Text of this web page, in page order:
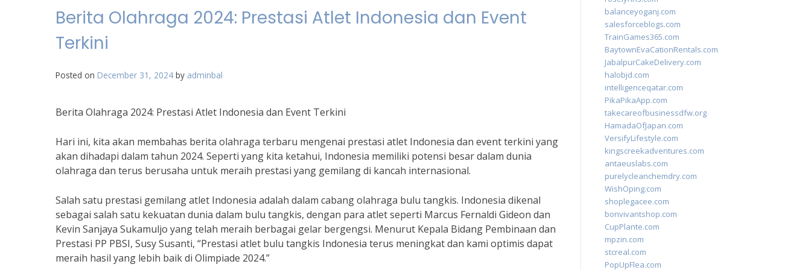
Berita Olahraga 2024: Prestasi Atlet Indonesia dan Event
Terkini
Posted on December 31, 2024 by adminbal
Berita Olahraga 2024: Prestasi Atlet Indonesia dan Event Terkini
Hari ini, kita akan membahas berita olahraga terbaru mengenai prestasi atlet Indonesia dan event terkini yang
akan dihadapi dalam tahun 2024. Seperti yang kita ketahui, Indonesia memiliki potensi besar dalam dunia
olahraga dan terus berusaha untuk meraih prestasi yang gemilang di kancah internasional.
Salah satu prestasi gemilang atlet Indonesia adalah dalam cabang olahraga bulu tangkis. Indonesia dikenal
sebagai salah satu kekuatan dunia dalam bulu tangkis, dengan para atlet seperti Marcus Fernaldi Gideon dan
Kevin Sanjaya Sukamuljo yang telah meraih berbagai gelar bergengsi. Menurut Kepala Bidang Pembinaan dan
Prestasi PP PBSI, Susy Susanti, “Prestasi atlet bulu tangkis Indonesia terus meningkat dan kami optimis dapat
meraih hasil yang lebih baik di Olimpiade 2024.”
balanceyoganj.com
salesforceblogs.com
TrainGames365.com
BaytownEvaCationRentals.com
JabalpurCakeDelivery.com
halobjd.com
intelligenceqatar.com
PikaPikaApp.com
takecareofbusinessdfw.org
HamadaOfJapan.com
VersifyLifestyle.com
kingscreekadventures.com
antaeuslabs.com
purelycleanchemdry.com
WishOping.com
shoplegacee.com
bonvivantshop.com
CupPlante.com
mpzin.com
stcreal.com
PopUpFlea.com